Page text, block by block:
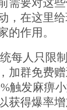
，在这里
的作用。
每人只限
加群免费
触发麻痹
获得爆率